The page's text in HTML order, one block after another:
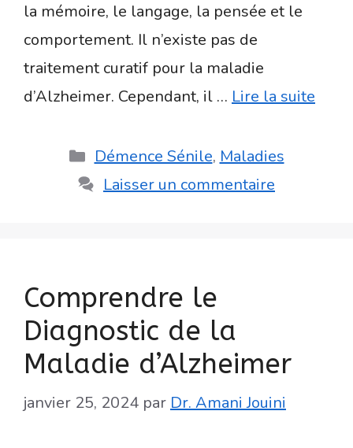
la mémoire, le langage, la pensée et le
comportement. Il n’existe pas de
traitement curatif pour la maladie
d’Alzheimer. Cependant, il … Lire la suite
Catégories
Démence Sénile, Maladies
Laisser un commentaire
Comprendre le
Diagnostic de la
Maladie d’Alzheimer
janvier 25, 2024 par Dr. Amani Jouini